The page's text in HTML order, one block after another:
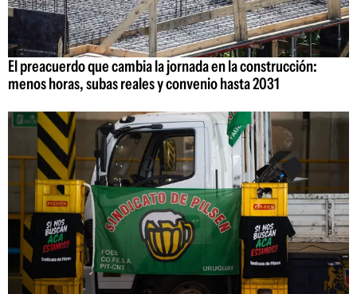
El preacuerdo que cambia la jornada en la construcción:
menos horas, subas reales y convenio hasta 2031